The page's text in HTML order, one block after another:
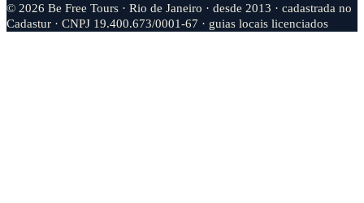
© 2026 Be Free Tours · Rio de Janeiro · desde 2013 · cadastrada no
Cadastur · CNPJ 19.400.673/0001-67 · guias locais licenciados